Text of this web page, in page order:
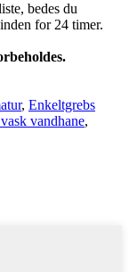
bedes du
for 24 timer.
, Enkeltgrebs
vandhane,